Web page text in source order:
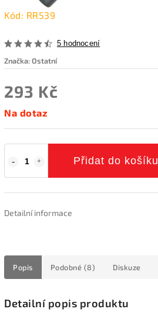
Kód: RR539
5 hodnocení
Značka:Ostatní
293 Kč
Na dotaz
Přidat do košíku
Detailní informace
Popis Podobné (8) Diskuze
Detailní popis produktu